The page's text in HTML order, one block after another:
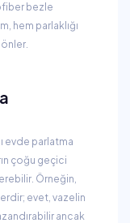
bezle
hem parlaklığı
önler.
evde parlatma
çoğu geçici
Örneğin,
evet, vazelin
ancak